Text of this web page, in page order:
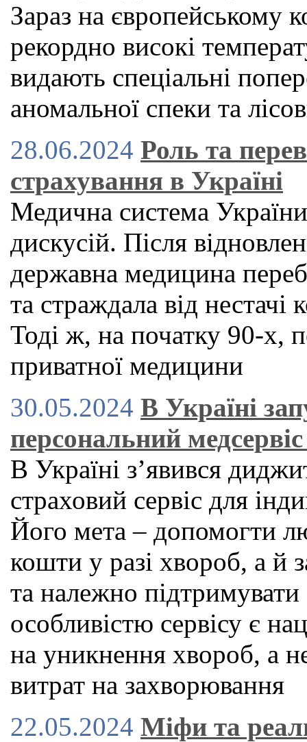
Зараз на європейському
рекордно високі
видають спеціальні
аномальної спеки та
28.06.2024 Роль та
страхування в Україні
Медична система
дискусій. Після
державна медицина
та страждала від нестачі
Тоді ж, на початку 90-х,
приватної медицини
30.05.2024 В Україні
персональний
В Україні зʼявився
страховий сервіс для
Його мета – допомогти
кошти у разі хвороб, а й
та належно
особливістю сервісу є
на уникнення хвороб, а
витрат на захворювання
22.05.2024 Міфи та